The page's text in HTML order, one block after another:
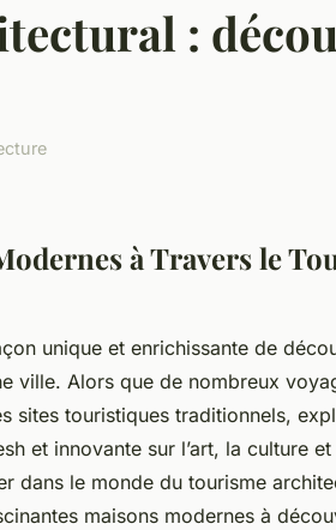
:
à Travers le
unique et enrichissante de
ville. Alors que de nombreux
sites touristiques traditionnels,
et innovante sur l’art, la culture et
dans le monde du tourisme
maisons modernes à